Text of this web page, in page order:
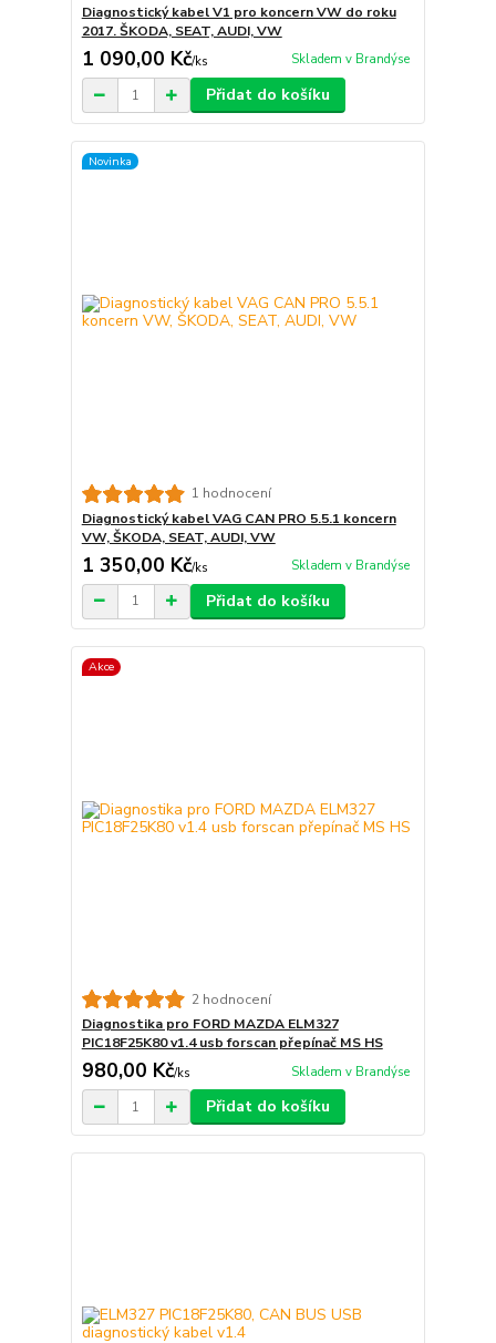
Diagnostický kabel V1 pro koncern VW do roku
2017. ŠKODA, SEAT, AUDI, VW
1 090,00 Kč/ks Skladem v Brandýse
Přidat do košíku
Novinka
1 hodnocení
Diagnostický kabel VAG CAN PRO 5.5.1 koncern
VW, ŠKODA, SEAT, AUDI, VW
1 350,00 Kč/ks Skladem v Brandýse
Přidat do košíku
Akce
2 hodnocení
Diagnostika pro FORD MAZDA ELM327
PIC18F25K80 v1.4 usb forscan přepínač MS HS
980,00 Kč/ks Skladem v Brandýse
Přidat do košíku